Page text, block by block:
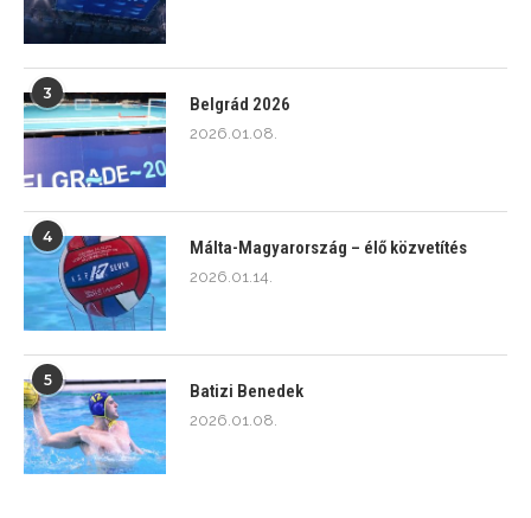
3
Belgrád 2026
2026.01.08.
4
Málta-Magyarország – élő közvetítés
2026.01.14.
5
Batizi Benedek
2026.01.08.